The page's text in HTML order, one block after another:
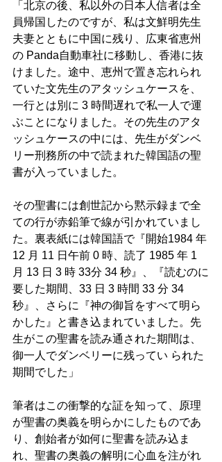
「北京の後、私以外の日本人信者は全
員帰国したのですが、私は文鮮明先生
夫妻とともに中国に残り、広東省恵州
の Panda自動車社に移動し、香港に抜
けました。途中、恵州で置き忘れられ
ていた文先生のアタッシュケースを、
一行とは別に 3 時間遅れで私一人で運
ぶことになりました。その先生のアタ
ッシュケースの中には、先生がダンベ
リー刑務所の中で読まれた韓国語の聖
書が入っていました。
その聖書には創世記から黙示録まで全
ての行が赤鉛筆で線が引かれていまし
た。裏表紙には韓国語で『開始1984 年
12 月 11 日午前 0 時、読了 1985 年 1
月 13 日 3 時 33分 34 秒』、『読むのに
要した期間、33 日 3 時間 33 分 34
秒』、さらに『神の御旨をすべて明ら
かした』と書き込まれていました。先
生がこの聖書を読み通された期間は、
御一人でダンベリーに残ってい られた
期間でした」
筆者はこの衝撃的な証を知って、原理
が聖書の奥義を明らかにしたものであ
り、創始者が如何に聖書を読み込ま
れ、聖書の奥義の解明に心血を注がれ